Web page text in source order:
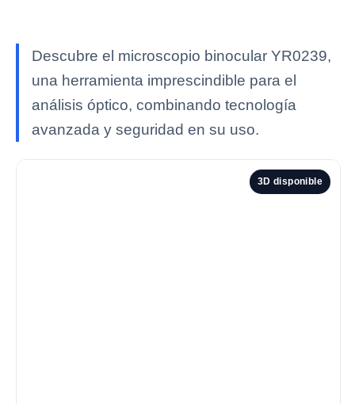
Descubre el microscopio binocular YR0239,
una herramienta imprescindible para el
análisis óptico, combinando tecnología
avanzada y seguridad en su uso.
3D disponible